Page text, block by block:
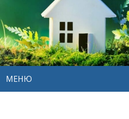
МЕНЮ